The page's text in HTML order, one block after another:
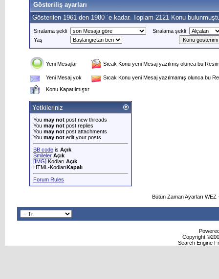
Gösteriliş ayarları
Gösterilen 1961 den 1980 ´e kadar. Toplam 2121 Konu
Sıralama şekli
Sıralama şekli
Yaş
Yeni Mesajlar Sıcak Konu yeni Mesaj yazılmış olunca bu
Yeni Mesaj yok
Sıcak Konu yeni Mesaj yazılmamış olunca bu
Konu Kapatılmıştır
Yetkileriniz
You may not post new threads
You may not post replies
You may not post attachments
You may not edit your posts
BB code is Açık
Smileler Açık
[IMG] Kodları Açık
HTML-KodlarıKapalı
Forum Rules
Bütün Zaman Ayarları
Copyright
Search Engine